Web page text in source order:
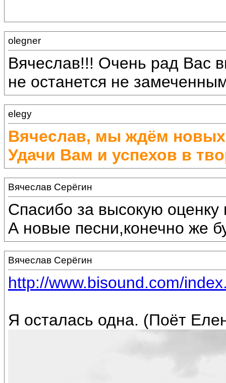
olegner
Вячеслав!!! Очень рад Вас
не останется не
elegy
Вячеслав, мы ждём
Удачи Вам и успехов в
Вячеслав Серёгин
Спасибо за высокую оценку
А новые песни,конечно же
Вячеслав Серёгин
http://www.bisound.com/
Я осталась одна. (Поёт